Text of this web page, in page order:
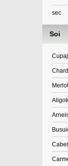
sec
Soi
Cupaj
Merlot